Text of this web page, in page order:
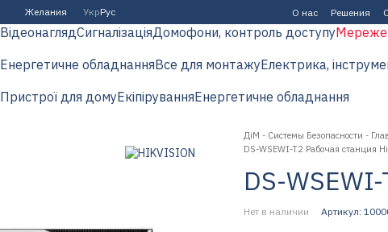
Желания УкрРус О нас Решения
ВідеонаглядСигналізаціяДомофони, контроль доступу
Енергетичне обладнанняВсе для монтажуЕлектрика,
Пристрої для домуЕкіпіруванняЕнергетичне обладнання
ДіМ - Системы Безопасности -
DS-WSEWI-T2 Рабочая станция
DS-
Нет в наличии Артикул: